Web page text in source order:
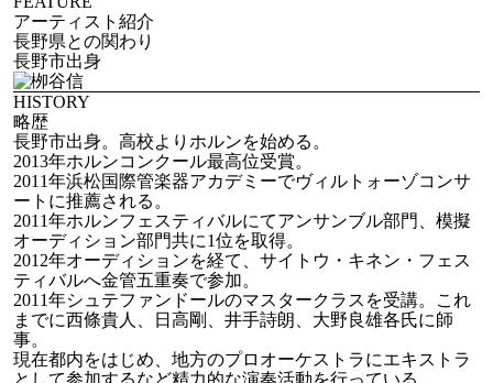
アーティスト紹介
長野県との関わり
長野市出身
HISTORY
略歴
長野市出身。高校よりホルンを始める。
2013年ホルンコンクール最高位受賞。
2011年浜松国際管楽器アカデミーでヴィルトォーゾコンサ
ートに推薦される。
2011年ホルンフェスティバルにてアンサンブル部門、模擬
オーディション部門共に1位を取得。
2012年オーディションを経て、サイトウ・キネン・フェス
ティバルへ金管五重奏で参加。
2011年シュテファンドールのマスタークラスを受講。これ
までに西條貴人、日高剛、井手詩朗、大野良雄各氏に師
事。
現在都内をはじめ、地方のプロオーケストラにエキストラ
として参加するなど精力的な演奏活動を行っている。